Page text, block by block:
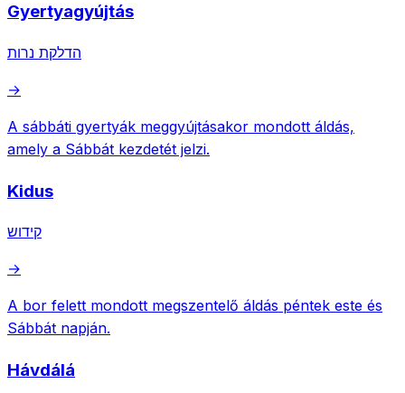
Gyertyagyújtás
הדלקת נרות
→
A sábbáti gyertyák meggyújtásakor mondott áldás,
amely a Sábbát kezdetét jelzi.
Kidus
קידוש
→
A bor felett mondott megszentelő áldás péntek este és
Sábbát napján.
Hávdálá